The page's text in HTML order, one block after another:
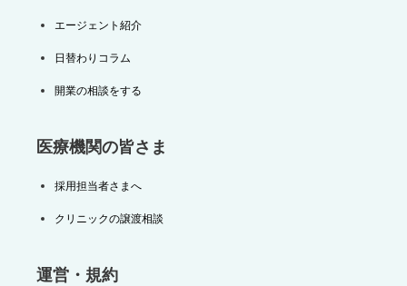
エージェント紹介
日替わりコラム
開業の相談をする
医療機関の皆さま
採用担当者さまへ
クリニックの譲渡相談
運営・規約